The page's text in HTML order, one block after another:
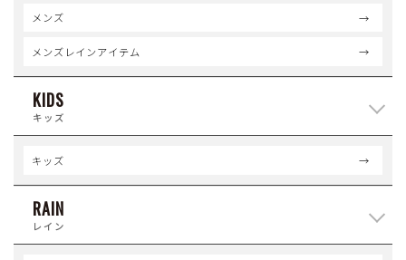
メンズ
メンズレインアイテム
KIDS
キッズ
キッズ
RAIN
レイン